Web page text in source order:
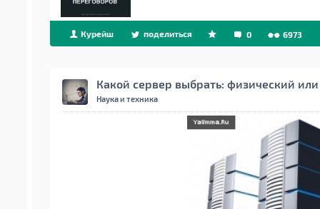
Курейш поделиться 0 6973
Какой сервер выбрать: физический
Наука и техника